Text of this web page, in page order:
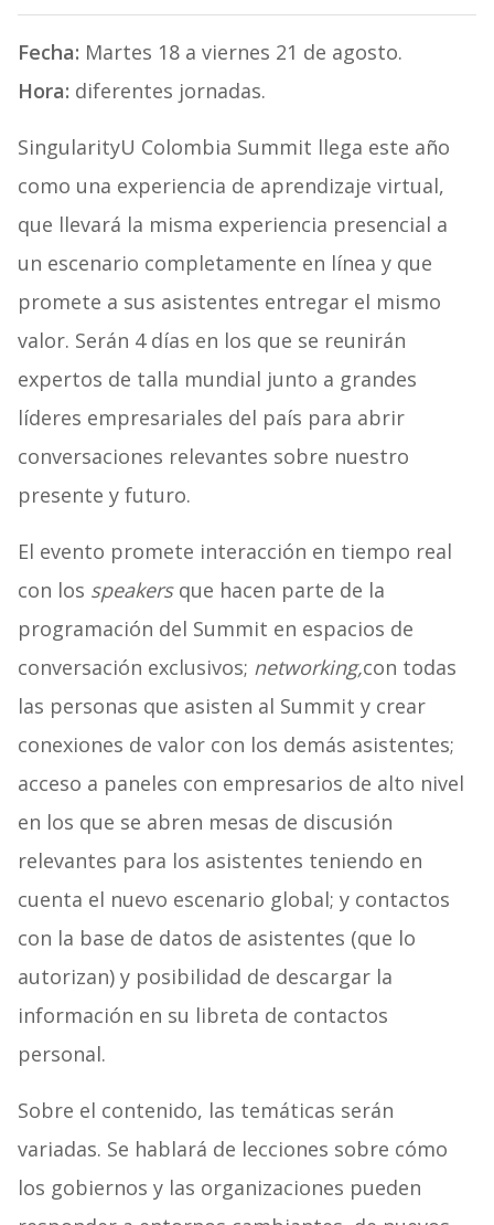
Fecha: Martes 18 a viernes 21 de agosto.
Hora: diferentes jornadas.
SingularityU Colombia Summit llega este año
como una experiencia de aprendizaje virtual,
que llevará la misma experiencia presencial a
un escenario completamente en línea y que
promete a sus asistentes entregar el mismo
valor. Serán 4 días en los que se reunirán
expertos de talla mundial junto a grandes
líderes empresariales del país para abrir
conversaciones relevantes sobre nuestro
presente y futuro.
El evento promete interacción en tiempo real
con los speakers que hacen parte de la
programación del Summit en espacios de
conversación exclusivos; networking,con todas
las personas que asisten al Summit y crear
conexiones de valor con los demás asistentes;
acceso a paneles con empresarios de alto nivel
en los que se abren mesas de discusión
relevantes para los asistentes teniendo en
cuenta el nuevo escenario global; y contactos
con la base de datos de asistentes (que lo
autorizan) y posibilidad de descargar la
información en su libreta de contactos
personal.
Sobre el contenido, las temáticas serán
variadas. Se hablará de lecciones sobre cómo
los gobiernos y las organizaciones pueden